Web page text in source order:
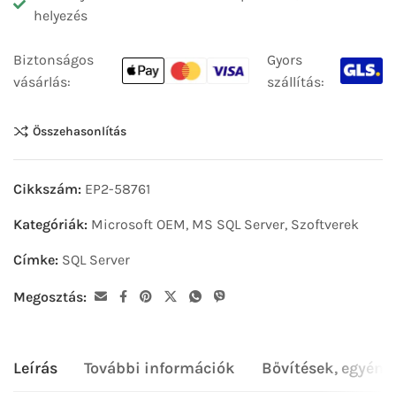
helyezés
Biztonságos
vásárlás:
Gyors
szállítás:
Összehasonlítás
Cikkszám: EP2-58761
Kategóriák: Microsoft OEM, MS SQL Server, Szoftverek
Címke: SQL Server
Megosztás:
Leírás További információk Bővítések,